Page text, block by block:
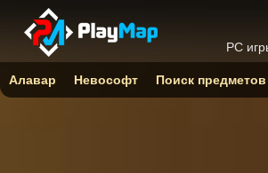
PC
Алавар Невософт Поиск предметов